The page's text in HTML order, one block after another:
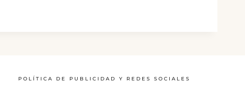
POLÍTICA DE PUBLICIDAD Y REDES SOCIALES